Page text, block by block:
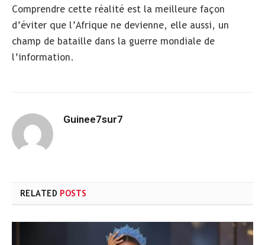
Comprendre cette réalité est la meilleure façon
d’éviter que l’Afrique ne devienne, elle aussi, un
champ de bataille dans la guerre mondiale de
l’information.
Guinee7sur7
RELATED POSTS